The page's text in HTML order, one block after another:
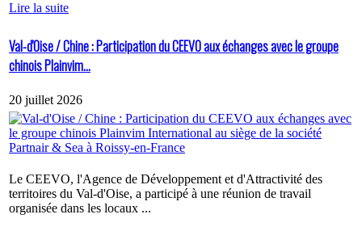
Lire la suite
Val-d'Oise / Chine : Participation du CEEVO aux échanges avec le groupe
chinois Plainvim...
20 juillet 2026
Le CEEVO, l'Agence de Développement et d'Attractivité des
territoires du Val-d'Oise, a participé à une réunion de travail
organisée dans les locaux ...